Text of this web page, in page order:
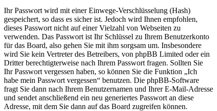
Ihr Passwort wird mit einer Einwege-Verschlüsselung (Hash)
gespeichert, so dass es sicher ist. Jedoch wird Ihnen empfohlen,
dieses Passwort nicht auf einer Vielzahl von Webseiten zu
verwenden. Das Passwort ist Ihr Schlüssel zu Ihrem Benutzerkonto
für das Board, also gehen Sie mit ihm sorgsam um. Insbesondere
wird Sie kein Vertreter des Betreibers, von phpBB Limited oder ein
Dritter berechtigterweise nach Ihrem Passwort fragen. Sollten Sie
Ihr Passwort vergessen haben, so können Sie die Funktion „Ich
habe mein Passwort vergessen“ benutzen. Die phpBB-Software
fragt Sie dann nach Ihrem Benutzernamen und Ihrer E-Mail-Adresse
und sendet anschließend ein neu generiertes Passwort an diese
Adresse, mit dem Sie dann auf das Board zugreifen können.